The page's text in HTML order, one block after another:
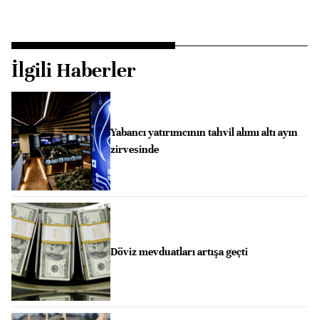
İlgili Haberler
Yabancı yatırımcının tahvil alımı altı ayın
zirvesinde
Döviz mevduatları artışa geçti